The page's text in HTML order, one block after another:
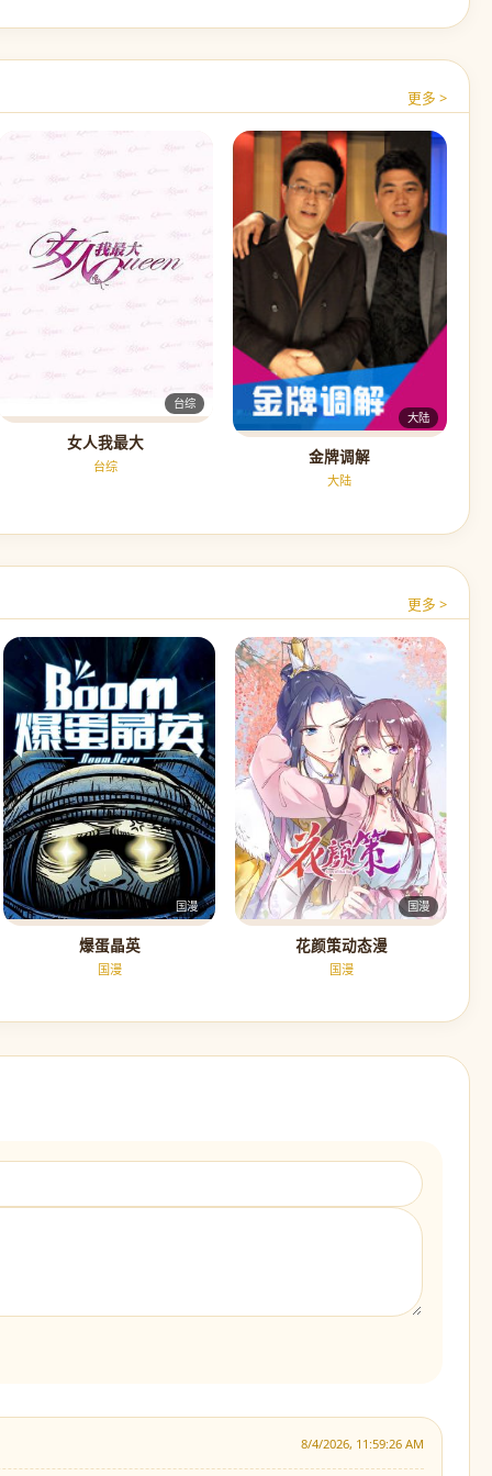
更多 >
台综
女人我最大
台综
大陆
金牌调解
大陆
更多 >
国漫
爆蛋晶英
国漫
国漫
花颜策动态漫
国漫
8/4/2026, 11:59:26 AM